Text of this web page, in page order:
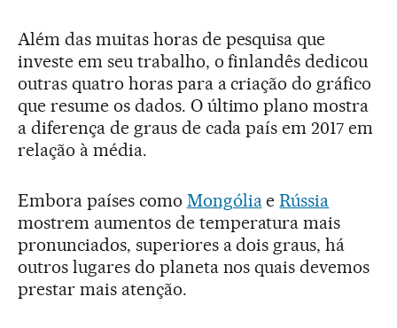
Além das muitas horas de pesquisa que
investe em seu trabalho, o finlandês dedicou
outras quatro horas para a criação do gráfico
que resume os dados. O último plano mostra
a diferença de graus de cada país em 2017 em
relação à média.
Embora países como MongóliaeRússia
mostrem aumentos de temperatura mais
pronunciados, superiores a dois graus, há
outros lugares do planeta nos quais devemos
prestar mais atenção.